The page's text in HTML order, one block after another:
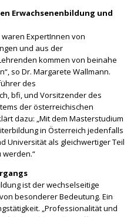
Erwachsenenbildung und
waren ExpertInnen von
und aus der
kommen von beinahe
so Dr. Margarete Wallmann.
des
bfi, und Vorsitzender des
der österreichischen
dazu: „Mit dem Masterstudium
in Österreich jedenfalls
Universität als gleichwertiger Teil
ist der wechselseitige
besonderer Bedeutung. Ein
„Professionalität und